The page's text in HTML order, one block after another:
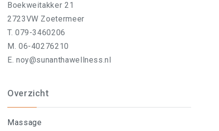
Boekweitakker 21
2723VW Zoetermeer
T. 079-3460206
M. 06-40276210
E. noy@sunanthawellness.nl
Overzicht
Massage